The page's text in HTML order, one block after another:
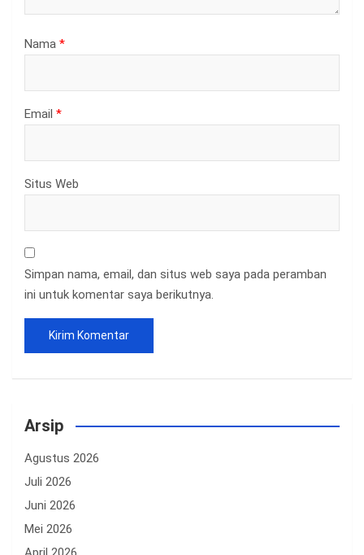
Nama *
Email *
Situs Web
Simpan nama, email, dan situs web saya pada peramban
ini untuk komentar saya berikutnya.
Arsip
Agustus 2026
Juli 2026
Juni 2026
Mei 2026